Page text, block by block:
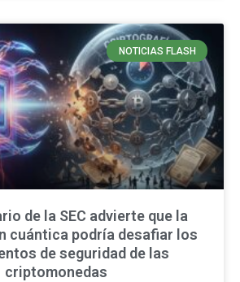
NOTICIAS FLASH
de la SEC advierte que la
cuántica podría desafiar los
de seguridad de las
criptomonedas